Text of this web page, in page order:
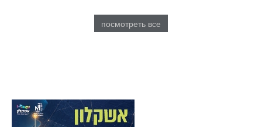
посмотреть все